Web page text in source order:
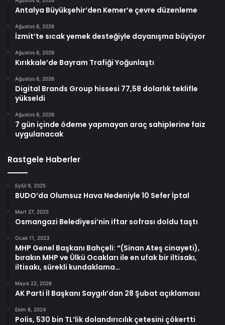
Antalya Büyükşehir’den Kemer’e çevre düzenleme
Ağustos 6, 2026
İzmit’te sıcak yemek desteğiyle dayanışma büyüyor
Ağustos 6, 2026
Kırıkkale’de Bayram Trafiği Yoğunlaştı
Ağustos 6, 2026
Digital Brands Group hissesi 77,58 dolarlık teklifle
yükseldi
Ağustos 6, 2026
7 gün içinde ödeme yapmayan araç sahiplerine faiz
uygulanacak
Rastgele Haberler
Eylül 9, 2025
BUDO’da Olumsuz Hava Nedeniyle 10 Sefer İptal
Mart 27, 2025
Osmangazi Belediyesi’nin iftar sofrası doldu taştı
Ocak 11, 2023
MHP Genel Başkanı Bahçeli: “(Sinan Ateş cinayeti),
bırakın MHP ve Ülkü Ocakları ile en ufak bir iltisakı,
iltisakı, sürekli kundaklama…
Mayıs 22, 2026
AK Parti İl Başkanı Saygılı’dan 28 Şubat açıklaması
Ekim 8, 2024
Polis, 530 bin TL’lik dolandırıcılık çetesini çökertti